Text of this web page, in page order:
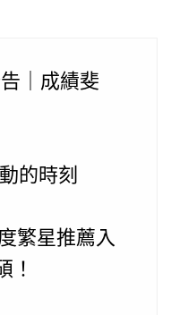
｜成績斐
的時刻
繁星推薦入
！